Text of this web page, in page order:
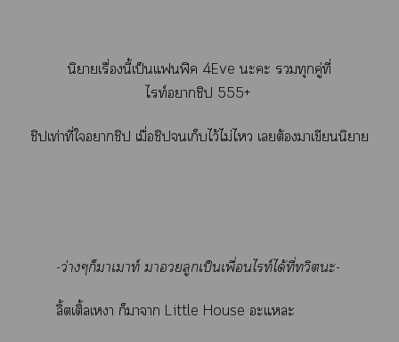
นิยายเรื่องนี้เป็นแฟิค 4Eve ะะ ทุกคู่ที่
ไท์าชิป 555+
ชิปเท่าที่ใาชิป เมื่อชิปเก็บไว้ไม่ไ เต้องาเขียนนิยาย
-ว่างๆก็าเมาท์ าลูกเป็นเพื่อนไท์ได้ที่ทวิะ-
ลิ้ตเติ้ลเา ก็าา Little House อะแะ